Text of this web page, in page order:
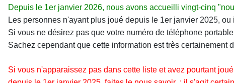
Depuis le 1er janvier 2026, nous avons accueilli vingt-cinq
Les personnes n'ayant plus joué depuis le 1er janvier 2025,
Si vous ne désirez pas que votre numéro de téléphone
Sachez cependant que cette information est très
Si vous n'apparaissez pas dans cette liste et avez pourtant